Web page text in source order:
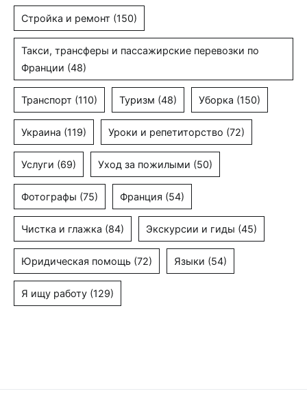
Стройка и ремонт (150)
Такси, трансферы и пассажирские перевозки по
Франции (48)
Транспорт (110) Туризм (48) Уборка (150)
Украина (119) Уроки и репетиторство (72)
Услуги (69) Уход за пожилыми (50)
Фотографы (75) Франция (54)
Чистка и глажка (84) Экскурсии и гиды (45)
Юридическая помощь (72) Языки (54)
Я ищу работу (129)